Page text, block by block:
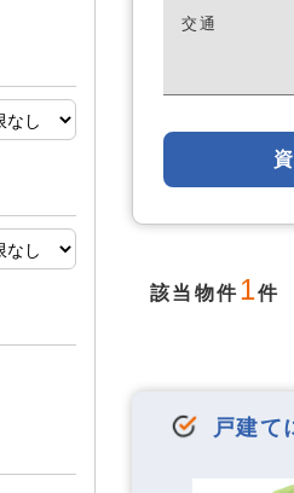
交通
該当物件1件
戸建て